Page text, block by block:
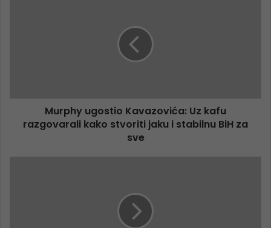
Murphy ugostio Kavazovića: Uz kafu
razgovarali kako stvoriti jaku i stabilnu BiH za
sve